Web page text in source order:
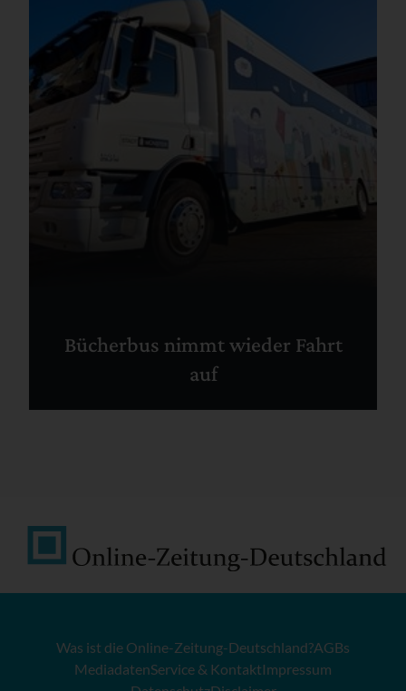
Bücherbus nimmt wieder Fahrt
auf
Was ist die Online-Zeitung-Deutschland?AGBs
MediadatenService & KontaktImpressum